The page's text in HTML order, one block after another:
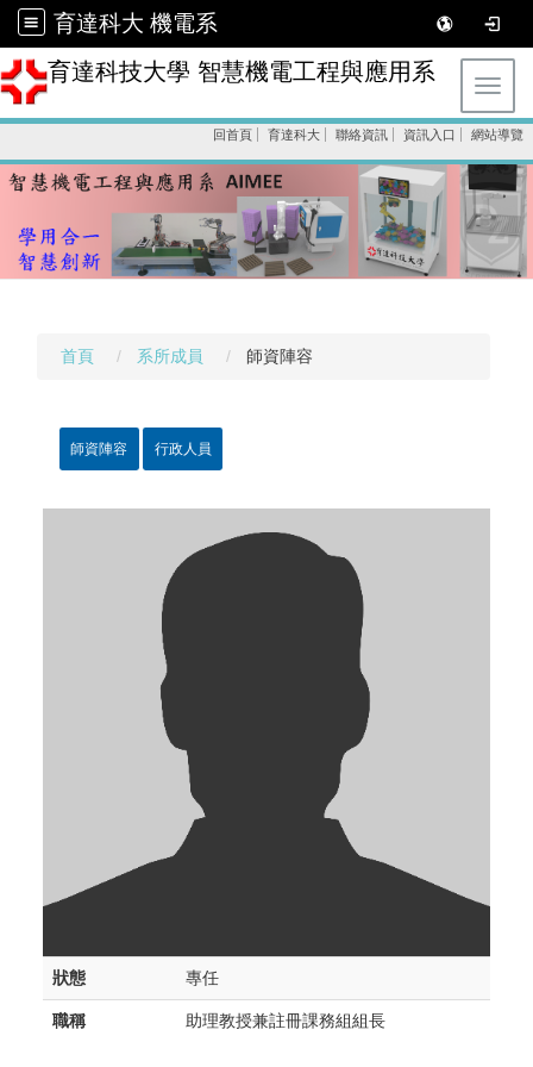
育達科大 機電系
育達科技大學 智慧機電工程與應用系
回首頁 育達科大 聯絡資訊 資訊入口 網站導覽
首頁 系所成員 師資陣容
師資陣容 行政人員
狀態 專任
職稱 助理教授兼註冊課務組組長